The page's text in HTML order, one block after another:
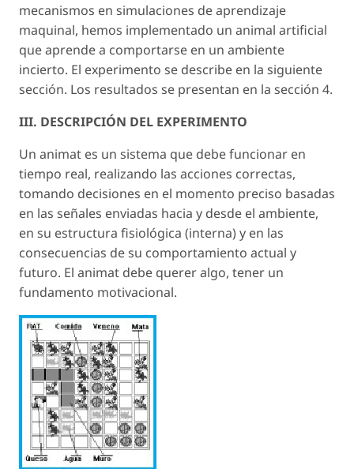
mecanismos en simulaciones de aprendizaje
maquinal, hemos implementado un animal artificial
que aprende a comportarse en un ambiente
incierto. El experimento se describe en la siguiente
sección. Los resultados se presentan en la sección 4.
III. DESCRIPCIÓN DEL EXPERIMENTO
Un animat es un sistema que debe funcionar en
tiempo real, realizando las acciones correctas,
tomando decisiones en el momento preciso basadas
en las señales enviadas hacia y desde el ambiente,
en su estructura fisiológica (interna) y en las
consecuencias de su comportamiento actual y
futuro. El animat debe querer algo, tener un
fundamento motivacional.